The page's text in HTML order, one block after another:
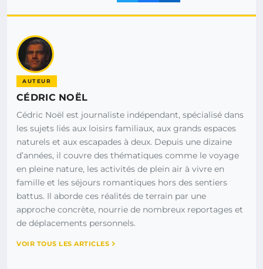
AUTEUR
CÉDRIC NOËL
Cédric Noël est journaliste indépendant, spécialisé dans
les sujets liés aux loisirs familiaux, aux grands espaces
naturels et aux escapades à deux. Depuis une dizaine
d’années, il couvre des thématiques comme le voyage
en pleine nature, les activités de plein air à vivre en
famille et les séjours romantiques hors des sentiers
battus. Il aborde ces réalités de terrain par une
approche concrète, nourrie de nombreux reportages et
de déplacements personnels.
VOIR TOUS LES ARTICLES